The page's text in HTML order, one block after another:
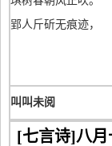
郢人斤斫无痕迹，
叫叫未阅
[七言诗]八月